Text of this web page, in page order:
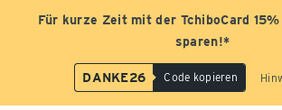
Für kurze Zeit mit der TchiboCard
sparen!*
DANKE26 Code kopieren